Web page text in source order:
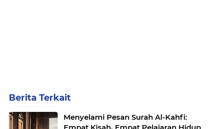
Berita Terkait
Menyelami Pesan Surah Al-Kahfi:
Empat Kisah, Empat Pelajaran Hidup